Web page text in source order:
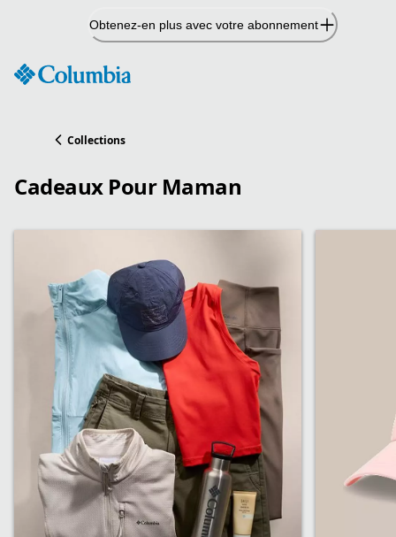
Obtenez-en plus avec votre abonnement
Collections
Cadeaux Pour Maman